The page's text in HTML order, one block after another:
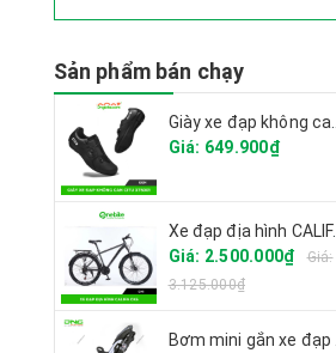
Sản phẩm bán chạy
Giá: 649.900₫
Xe đạp địa hình CALIFA CK6
Giá: 2.500.000₫
Giá:
3.125.000₫